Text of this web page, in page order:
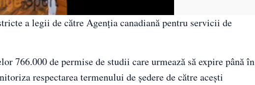
a legii de către Agenția canadiană pentru servicii de
766.000 de permise de studii care urmează să expire până în
respectarea termenului de ședere de către acești